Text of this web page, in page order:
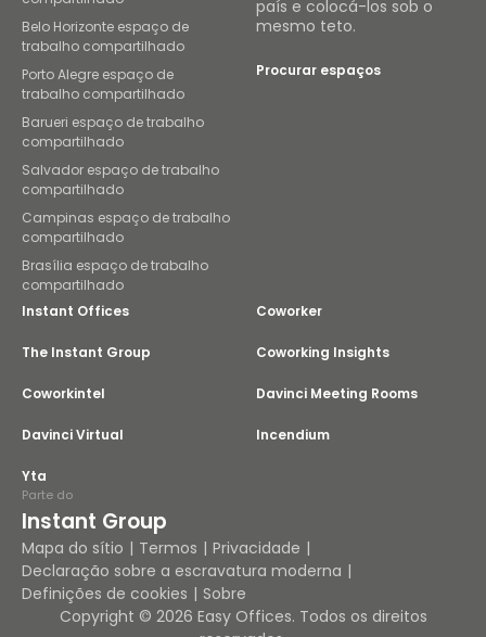
Belo Horizonte espaço de
trabalho compartilhado
Porto Alegre espaço de
trabalho compartilhado
Barueri espaço de trabalho
compartilhado
Salvador espaço de trabalho
compartilhado
Campinas espaço de trabalho
compartilhado
Brasília espaço de trabalho
compartilhado
país e colocá-los sob o
mesmo teto.
Procurar espaços
Instant Offices Coworker
The Instant Group Coworking Insights
Coworkintel Davinci Meeting Rooms
Davinci Virtual Incendium
Yta
Parte do
Instant Group
Mapa do sítio Termos
Privacidade
Declaração sobre a escravatura moderna
Definições de cookies
Sobre
Copyright © 2026 Easy Offices. Todos os direitos